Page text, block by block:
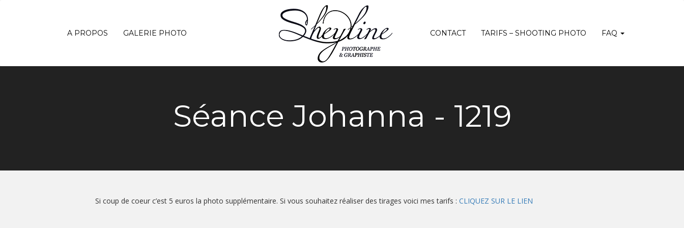
A PROPOS GALERIE PHOTO CONTACT TARIFS – SHOOTING PHOTO FAQ
Séance Johanna - 1219
Si coup de coeur c’est 5 euros la photo supplémentaire. Si vous souhaitez réaliser des tirages voici mes tarifs : CLIQUEZ SUR LE LIEN